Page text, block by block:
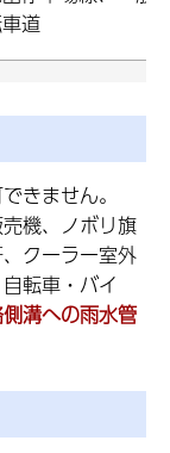
道
きません。
機、ノボリ旗
クーラー室外
転車・バイ
溝への雨水管